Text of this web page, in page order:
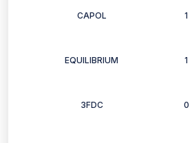
CAPOL 1
EQUILIBRIUM 1
3FDC 0